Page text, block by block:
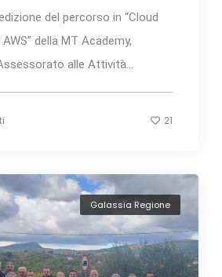
del percorso in “Cloud
della MT Academy,
alle Attività...
21
Galassia Regione